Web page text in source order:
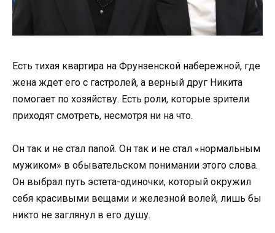
Есть тихая квартира на Фрунзенской набережной, где
жена ждет его с гастролей, а верный друг Никита
помогает по хозяйству. Есть роли, которые зрители
приходят смотреть, несмотря ни на что.
Он так и не стал папой. Он так и не стал «нормальным
мужиком» в обывательском понимании этого слова.
Он выбрал путь эстета-одиночки, который окружил
себя красивыми вещами и железной волей, лишь бы
никто не заглянул в его душу.